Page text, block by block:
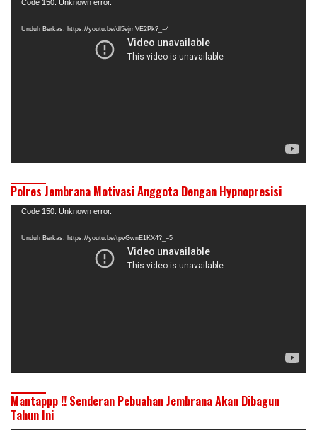
Pemutar
Code 150: Unknown error.
Unduh Berkas: https://youtu.be/dl5ejmVE2Pk?_=4
Polres Jembrana Motivasi Anggota Dengan Hypnopresisi
Pemutar
Code 150: Unknown error.
Unduh Berkas: https://youtu.be/tpvGwnE1KX4?_=5
Mantappp !! Senderan Pebuahan Jembrana Akan Dibagun
Tahun Ini